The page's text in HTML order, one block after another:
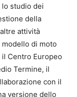
studio dei
della
attività
di moto
Centro Europeo
Termine, il
con il
versione dello